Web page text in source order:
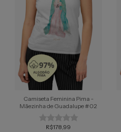
Camiseta Feminina Pima -
Mãezinha de Guadalupe #02
R$178,99